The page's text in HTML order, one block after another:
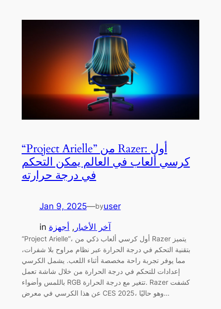
“Project Arielle” من Razer: أول
كرسي ألعاب في العالم يمكن التحكم
في درجة حرارته
Jan 9, 2025—byuser
in آخر الأخبار , أجهزة
“Project Arielle”، أول كرسي ألعاب ذكي من Razer يتميز
بتقنية التحكم في درجة الحرارة عبر نظام مراوح بلا شفرات،
مما يوفر تجربة راحة مخصصة أثناء اللعب. يشمل الكرسي
إعدادات للتحكم في درجة الحرارة من خلال شاشة تعمل
باللمس وأضواء RGB تتغير مع درجة الحرارة. Razer كشفت
عن هذا الكرسي في معرض CES 2025، وهو حاليًا…